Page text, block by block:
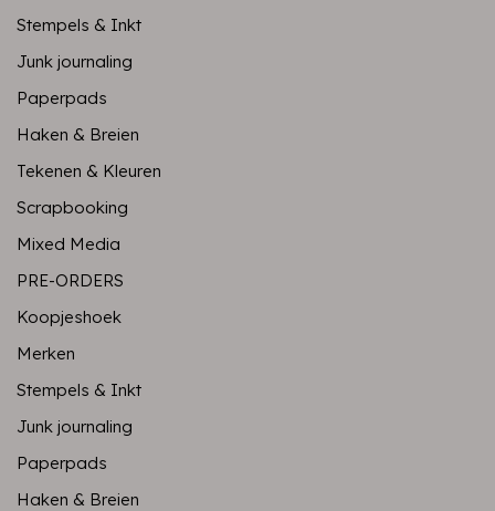
Stempels & Inkt
Junk journaling
Paperpads
Haken & Breien
Tekenen & Kleuren
Scrapbooking
Mixed Media
PRE-ORDERS
Koopjeshoek
Merken
Stempels & Inkt
Junk journaling
Paperpads
Haken & Breien